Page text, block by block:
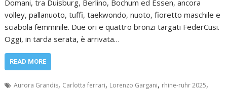
Domani, tra Duisburg, Berlino, Bochum ed Essen, ancora
volley, pallanuoto, tuffi, taekwondo, nuoto, fioretto maschile e
sciabola femminile. Due ori e quattro bronzi targati FederCusi.
Oggi, in tarda serata, è arrivata…
READ MORE
Aurora Grandis, Carlotta ferrari, Lorenzo Gargani, rhine-ruhr 2025,